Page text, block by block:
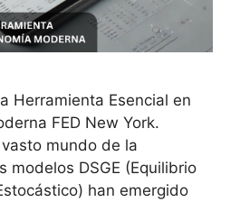
Herramienta Esencial en
FED New York.
mundo de la
modelos DSGE (Equilibrio
han emergido